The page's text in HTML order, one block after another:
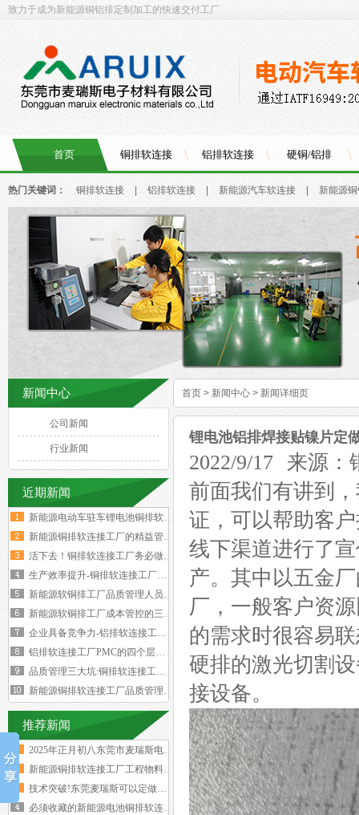
致力于成为新能源铜铝排定制加工的快速交付工厂
首页 铜排软连接 铝排软连接 硬铜/铝排
热门关键词： 铜排软连接 铝排软连接 新能源汽车软连接 新能源
首页 > 新闻中心 > 新闻详细页
锂电池铝排焊接贴镍片定
2022/9/17 来源
前面我们有讲到
证，可以帮助客
线下渠道进行了
产。其中以五金
厂，一般客户资
的需求时很容易
硬排的激光切割
接设备。
新闻中心
公司新闻
行业新闻
近期新闻
新能源电动车驻车锂电池铜排软连接技术要求与规范标准
新能源铜排软连接工厂的精益管理核心的四大减法
活下去！铜排软连接工厂务必做好两个大方向
生产效率提升-铜排软连接工厂必须掌握这四大核心数据
新能源软铜排工厂品质管理人员的困境与出路‌
新能源软铜排工厂成本管控的三个核心规律
企业具备竞争力-铝排软连接工厂厂长要有两大特质
铝排软连接工厂PMC的四个层级与经营利润的关系
品质管理三大坑:铜排软连接工厂破解质量困局的深层原因
新能源铜排软连接工厂品质管理人员必须坚守的六大观念
推荐新闻
2025年正月初八东莞市麦瑞斯电子材
新能源铜排软连接工厂工程物料变更浪费
技术突破!东莞麦瑞斯可以定做电力设备
必须收藏的新能源电池铜排软连接工艺流